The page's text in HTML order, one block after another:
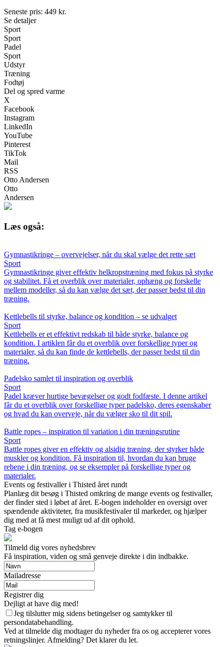
Seneste pris: 449 kr.
Se detaljer
Sport
Sport
Padel
Sport
Udstyr
Træning
Fodtøj
Del og spred varme
X
Facebook
Instagram
LinkedIn
YouTube
Pinterest
TikTok
Mail
RSS
Otto Andersen
Otto
Andersen
Læs også:
Gymnastikringe – overvejelser, når du skal vælge det rette sæt
Sport
Gymnastikringe giver effektiv helkropstræning med fokus på styrke
og stabilitet. Få et overblik over materialer, ophæng og forskelle
mellem modeller, så du kan vælge det sæt, der passer bedst til din
træning.
Kettlebells til styrke, balance og kondition – se udvalget
Sport
Kettlebells er et effektivt redskab til både styrke, balance og
kondition. I artiklen får du et overblik over forskellige typer og
materialer, så du kan finde de kettlebells, der passer bedst til din
træning.
Padelsko samlet til inspiration og overblik
Sport
Padel kræver hurtige bevægelser og godt fodfæste. I denne artikel
får du et overblik over forskellige typer padelsko, deres egenskaber
og hvad du kan overveje, når du vælger sko til dit spil.
Battle ropes – inspiration til variation i din træningsrutine
Sport
Battle ropes giver en effektiv og alsidig træning, der styrker både
muskler og kondition. Få inspiration til, hvordan du kan bruge
rebene i din træning, og se eksempler på forskellige typer og
materialer.
Events og festivaller i Thisted året rundt
Planlæg dit besøg i Thisted omkring de mange events og festivaller,
der finder sted i løbet af året. E-bogen indeholder en oversigt over
spændende aktiviteter, fra musikfestivaler til markeder, og hjælper
dig med at få mest muligt ud af dit ophold.
Tag e-bogen
Tilmeld dig vores nyhedsbrev
Få inspiration, viden og små genveje direkte i din indbakke.
Mailadresse
Registrer dig
Dejligt at have dig med!
Jeg tilslutter mig sidens betingelser og samtykker til
persondatabehandling.
Ved at tilmelde dig modtager du nyheder fra os og accepterer vores
retningslinjer. Afmelding? Det klarer du let.